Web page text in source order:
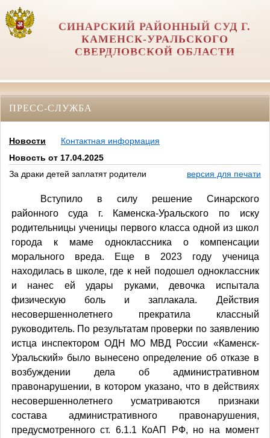
СИНАРСКИЙ РАЙОННЫЙ СУД Г.
КАМЕНСК-УРАЛЬСКОГО
СВЕРДЛОВСКОЙ ОБЛАСТИ
ПРЕСС-СЛУЖБА
Новости
Контактная информация
Новость от 17.04.2025
За драки детей заплатят родители
версия для печати
Вступило в силу решение Синарского
районного суда г. Каменска-Уральского по иску
родительницы ученицы первого класса одной из школ
города к маме одноклассника о компенсации
морального вреда. Еще в 2023 году ученица
находилась в школе, где к ней подошел одноклассник
и нанес ей удары руками, девочка испытала
физическую боль и заплакала. Действия
несовершеннолетнего прекратила классный
руководитель. По результатам проверки по заявлению
истца инспектором ОДН МО МВД России «Каменск-
Уральский» было вынесено определение об отказе в
возбуждении дела об административном
правонарушении, в котором указано, что в действиях
несовершеннолетнего усматриваются признаки
состава административного правонарушения,
предусмотренного ст. 6.1.1 КоАП РФ, но на момент